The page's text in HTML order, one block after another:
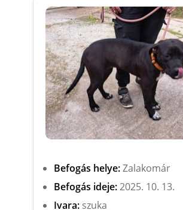
Befogás helye:Zalakomár
Befogás ideje:2025. 10. 13.
Ivara:szuka